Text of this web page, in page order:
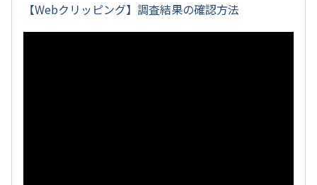
【Webクリッピング】調査結果の確認方法